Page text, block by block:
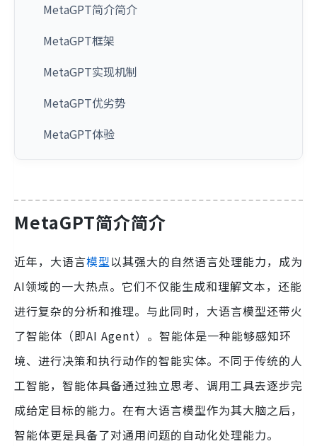
MetaGPT简介简介
MetaGPT框架
MetaGPT实现机制
MetaGPT优劣势
MetaGPT体验
MetaGPT简介简介
近年，大语言模型以其强大的自然语言处理能力，成为
AI领域的一大热点。它们不仅能生成和理解文本，还能
进行复杂的分析和推理。与此同时，大语言模型还带火
了智能体（即AI Agent）。智能体是一种能够感知环
境、进行决策和执行动作的智能实体。不同于传统的人
工智能，智能体具备通过独立思考、调用工具去逐步完
成给定目标的能力。在有大语言模型作为其大脑之后，
智能体更是具备了对通用问题的自动化处理能力。